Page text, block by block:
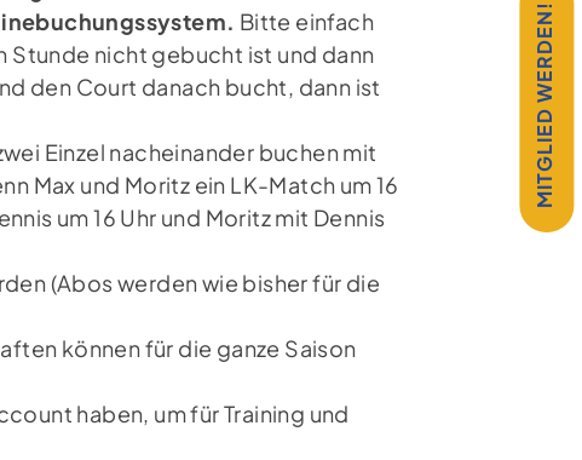
Bitte einfach
Stunde nicht gebucht ist und dann
den Court danach bucht, dann ist
Einzel nacheinander buchen mit
Max und Moritz ein LK-Match um 16
um 16 Uhr und Moritz mit Dennis
(Abos werden wie bisher für die
können für die ganze Saison
haben, um für Training und
MITGLIED WERDEN!